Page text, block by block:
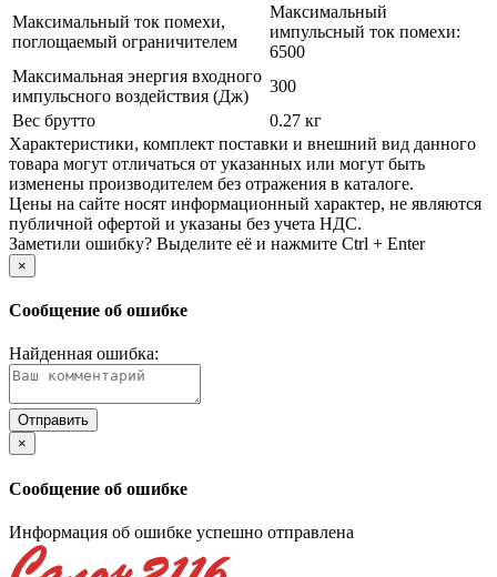
Максимальный ток помехи,
поглощаемый ограничителем
Максимальный
импульсный ток помехи:
6500
Максимальная энергия входного
импульсного воздействия (Дж)
300
Вес брутто
0.27 кг
Xарактеристики, комплект поставки и внешний вид данного
товара могут отличаться от указанных или могут быть
изменены производителем без отражения в каталоге.
Цены на сайте носят информационный характер, не являются
публичной офертой и указаны без учета НДС.
Заметили ошибку? Выделите её и нажмите Ctrl + Enter
×
Сообщение об ошибке
Найденная ошибка:
×
Сообщение об ошибке
Информация об ошибке успешно отправлена